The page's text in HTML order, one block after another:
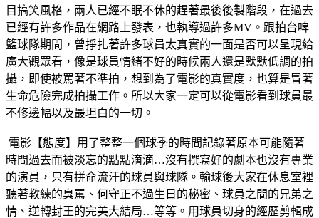
目搞笑風格，兩人已經不眠不休的趕著最後後製階段，在過去
已經有許多作品在網路上發表，也執導過許多MV。跟拍台啤
籃球隊期間，曾掙扎著許多球員太真實的一面是否可以呈現給
廣大觀眾看，像是球員情緒不好的時候兩人還是默默低調的拍
攝，即使被罵著不準拍，想到為了電影的真實度，也算是冒著
生命危險完成拍攝工作。所以大家一定可以從電影看到球員最
不修邊幅以及最坦白的一切。
電影【態度】用了整整一個球季的時間記錄著原本可能隨著
時間過去而被淡忘的點點滴滴…沒有撰寫好的劇本也沒有專業
的演員，只有拼命流汗的球員與球隊。輸球後大家在休息室裡
聽著教練的臭罵、何守正不過生日的秘密、球員之間的兄弟之
情、逆轉封王的完美大結局…等等。用球員切身的經歷剪輯成